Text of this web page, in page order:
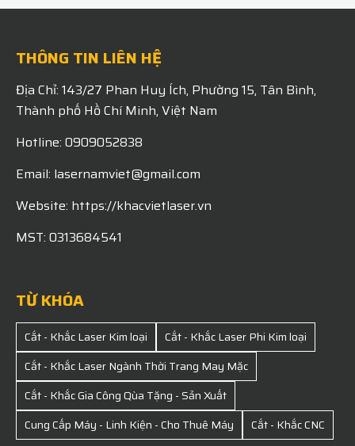
THÔNG TIN LIÊN HỆ
Địa Chỉ: 143/27 Phan Huy Ích, Phường 15, Tân Bình,
Thành phố Hồ Chí Minh, Việt Nam
Hotline: 0909052838
Email: lasernamviet@gmail.com
Website: https://khacvietlaser.vn
MST: 0313684541
TỪ KHÓA
Cắt - Khắc Laser Kim loại
Cắt - Khắc Laser Phi Kim loại
Cắt - Khắc Laser Ngành Thời Trang May Mặc
Cắt - Khắc Gia Công Qùa Tặng - Sản Xuất
Cung Cấp Máy - Linh Kiện - Cho Thuê Máy
Cắt - Khắc CNC